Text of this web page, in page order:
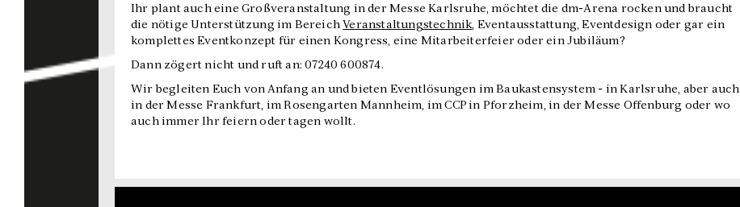
Ihr plant auch eine Großveranstaltung in der Messe Karlsruhe, möchtet die dm-Arena rocken und braucht
die nötige Unterstützung im BereichVeranstaltungstechnik, Eventausstattung, Eventdesign oder gar ein
komplettes Eventkonzept für einen Kongress, eine Mitarbeiterfeier oder ein Jubiläum?
Dann zögert nicht und ruft an: 07240 600874.
Wir begleiten Euch von Anfang an und bieten Eventlösungen im Baukastensystem - in Karlsruhe, aber auch
in der Messe Frankfurt, im Rosengarten Mannheim, im CCP in Pforzheim, in der Messe Offenburg oder wo
auch immer Ihr feiern oder tagen wollt.